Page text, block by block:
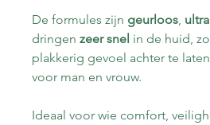
De formules zijn geurloos,
dringen zeer snel in de huid,
plakkerig gevoel achter te
voor man en vrouw.
Ideaal voor wie comfort,